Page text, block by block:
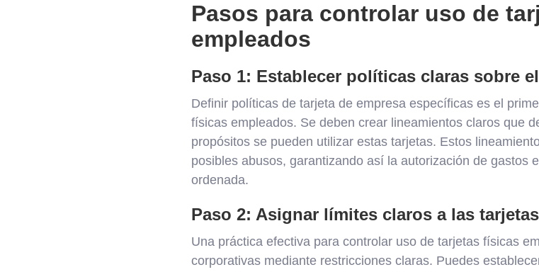
Pasos para controlar uso de
empleados
Paso 1: Establecer políticas claras sobre
Definir políticas de tarjeta de empresa específicas es el
físicas empleados. Se deben crear lineamientos claros que
propósitos se pueden utilizar estas tarjetas. Estos
posibles abusos, garantizando así la autorización de gastos
ordenada.
Paso 2: Asignar límites claros a las
Una práctica efectiva para controlar uso de tarjetas físicas
corporativas mediante restricciones claras. Puedes